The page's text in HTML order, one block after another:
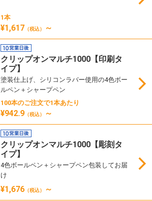
1本
¥1,617 （税込） ～
クリップオンマルチ1000【印刷タ
イプ】
塗装仕上げ、シリコンラバー使用の4色ボー
ルペン＋シャープペン
100本のご注文で1本あたり
¥942.9 （税込） ～
クリップオンマルチ1000【彫刻タ
イプ】
4色ボールペン＋シャープペン包装してお届
け
¥1,676 （税込） ～